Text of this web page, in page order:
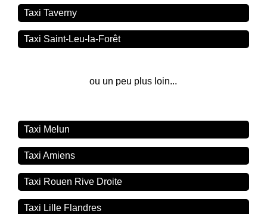
Taxi Taverny
Taxi Saint-Leu-la-Forêt
ou un peu plus loin...
Taxi Melun
Taxi Amiens
Taxi Rouen Rive Droite
Taxi Lille Flandres